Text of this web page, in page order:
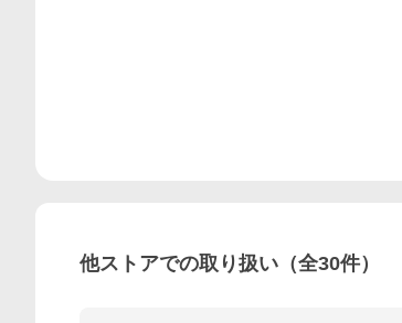
他ストアでの取り扱い（全30件）